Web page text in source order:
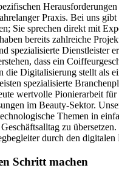
Praxis. Bei uns gibt
Sie sprechen direkt mit
bereits zahlreiche
spezialisierte Dienstleister
dass ein
die Digitalisierung stellt als
spezialisierte
wertvolle Pionierarbeit für
im Beauty-Sektor.
Themen in
zu
durch den digitalen
Schritt machen